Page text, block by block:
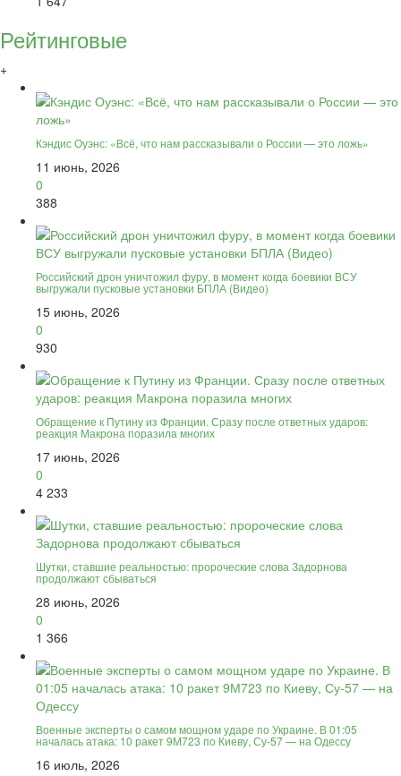
Рейтинговые
+
Кэндис Оуэнс: «Всё, что нам рассказывали о России — это ложь»
11 июнь, 2026
0
388
Российский дрон уничтожил фуру, в момент когда боевики ВСУ
выгружали пусковые установки БПЛА (Видео)
15 июнь, 2026
0
930
Обращение к Путину из Франции. Сразу после ответных ударов:
реакция Макрона поразила многих
17 июнь, 2026
0
4 233
Шутки, ставшие реальностью: пророческие слова Задорнова
продолжают сбываться
28 июнь, 2026
0
1 366
Военные эксперты о самом мощном ударе по Украине. В 01:05
началась атака: 10 ракет 9М723 по Киеву, Су-57 — на Одессу
16 июль, 2026